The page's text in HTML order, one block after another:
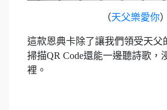
（天父樂愛你）
這款恩典卡除了讓我們領受天父
掃描QR Code還能一邊聽詩歌，
裡。